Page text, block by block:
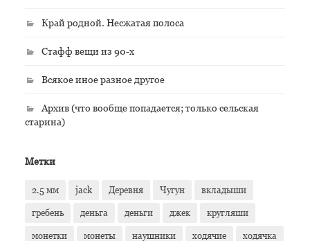
Край родной. Несжатая полоса
Стафф вещи из 90-х
Всякое иное разное другое
Архив (что вообще попадается; только сельская
старина)
Метки
2.5 мм jack Деревня Чугун вкладыши
гребень деньга деньги джек кругляши
монетки монеты наушники ходячие ходячка